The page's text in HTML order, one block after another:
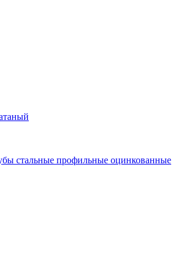
стальные профильные оцинкованные